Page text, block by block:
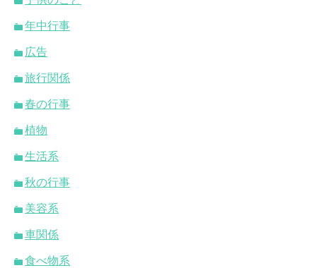
年中行事
広告
旅行関係
春の行事
植物
生活系
秋の行事
美容系
車関係
食べ物系